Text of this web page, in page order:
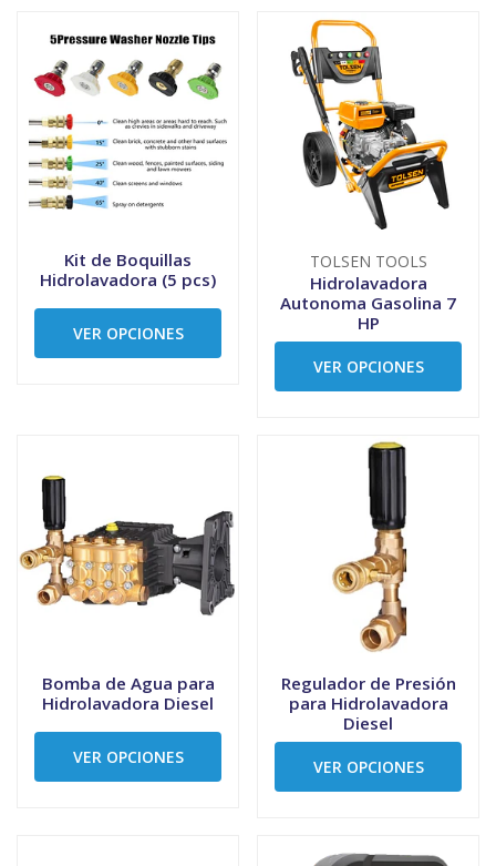
Kit de Boquillas
Hidrolavadora (5 pcs)
VER OPCIONES
TOLSEN TOOLS
Hidrolavadora
Autonoma Gasolina 7
HP
VER OPCIONES
Bomba de Agua para
Hidrolavadora Diesel
VER OPCIONES
Regulador de Presión
para Hidrolavadora
Diesel
VER OPCIONES